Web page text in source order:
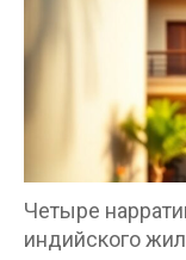
Четыре
индийского